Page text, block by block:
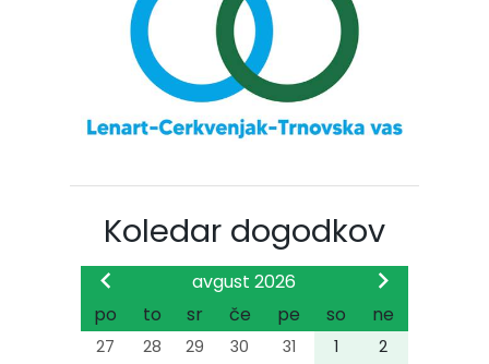
Koledar dogodkov
avgust 2026
po
to sr če pe so ne
27 28 29 30 31 1
2